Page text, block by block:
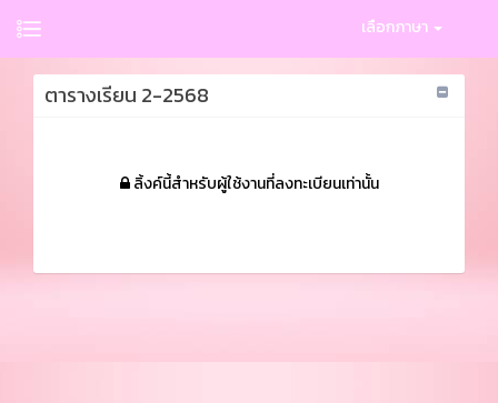
เลือกภาษา
ตารางเรียน 2-2568
ลิ้งค์นี้สำหรับผู้ใช้งานที่ลงทะเบียนเท่านั้น